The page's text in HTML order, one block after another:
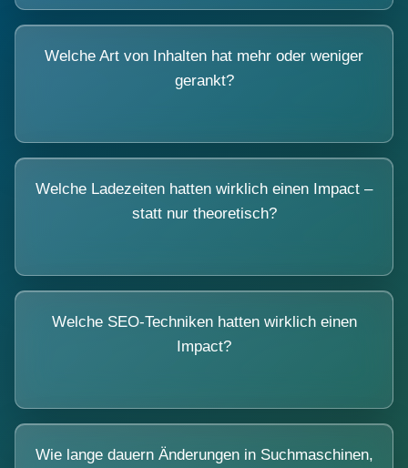
Welche Art von Inhalten hat mehr oder weniger
gerankt?
Welche Ladezeiten hatten wirklich einen Impact –
statt nur theoretisch?
Welche SEO-Techniken hatten wirklich einen
Impact?
Wie lange dauern Änderungen in Suchmaschinen,